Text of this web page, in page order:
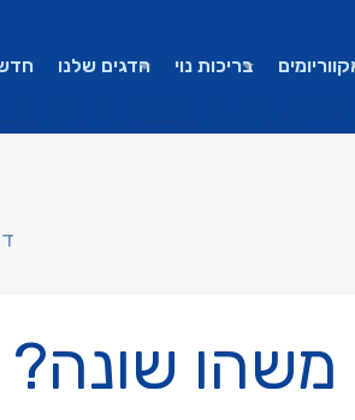
בריכות נוי הדגים שלנו
שונה?